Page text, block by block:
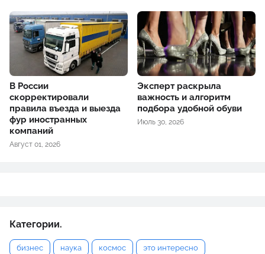
В России
скорректировали
правила въезда и выезда
фур иностранных
компаний
Август 01, 2026
Эксперт раскрыла
важность и алгоритм
подбора удобной обуви
Июль 30, 2026
Категории.
бизнес наука космос это интересно